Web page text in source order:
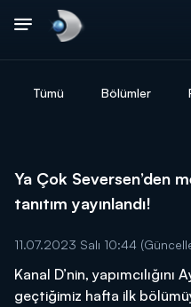
Tümü Bölümler
Ya Çok Seversen’den
tanıtım yayınlandı!
11.07.2023 Salı 10:44
Kanal D’nin, yapımcılığını
geçtiğimiz hafta ilk